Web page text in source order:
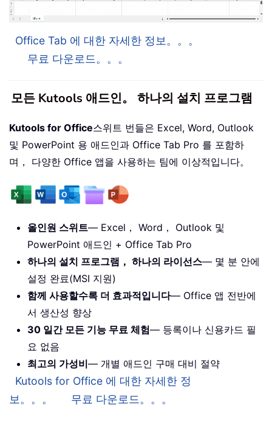
Office Tab 에 대한 자세한 정보。。。
무료 다운로드。。。
모든 Kutools 애드인。 하나의 설치 프로그램
Kutools for Office스위트 번들은 Excel, Word, Outlook
및 PowerPoint 용 애드인과 Office Tab Pro 를 포함하
며， 다양한 Office 앱을 사용하는 팀에 이상적입니다。
올인원 스위트— Excel， Word， Outlook 및
PowerPoint 애드인 + Office Tab Pro
하나의 설치 프로그램， 하나의 라이선스— 몇 분 안에
설정 완료(MSI 지원)
함께 사용할수록 더 효과적입니다— Office 앱 전반에
서 생산성 향상
30 일간 모든 기능 무료 체험— 등록이나 신용카드 필
요 없음
최고의 가성비— 개별 애드인 구매 대비 절약
Kutools for Office 에 대한 자세한 정
보。。。
무료 다운로드。。。